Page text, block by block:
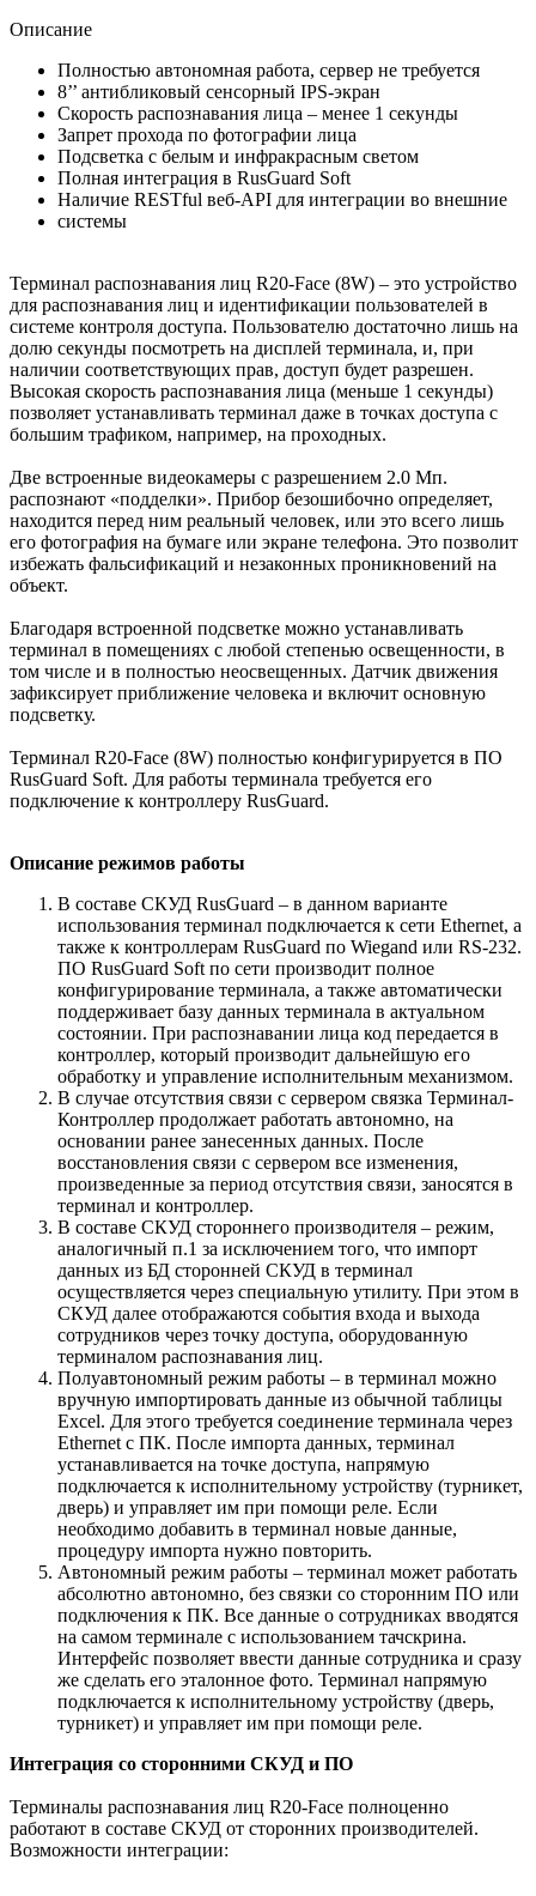
Описание
Полностью автономная работа, сервер не требуется
8’’ антибликовый сенсорный IPS-экран
Скорость распознавания лица – менее 1 секунды
Запрет прохода по фотографии лица
Подсветка с белым и инфракрасным светом
Полная интеграция в RusGuard Soft
Наличие RESTful веб-API для интеграции во внешние
системы
Терминал распознавания лиц R20-Face (8W) – это устройство
для распознавания лиц и идентификации пользователей в
системе контроля доступа. Пользователю достаточно лишь на
долю секунды посмотреть на дисплей терминала, и, при
наличии соответствующих прав, доступ будет разрешен.
Высокая скорость распознавания лица (меньше 1 секунды)
позволяет устанавливать терминал даже в точках доступа с
большим трафиком, например, на проходных.
Две встроенные видеокамеры с разрешением 2.0 Мп.
распознают «подделки». Прибор безошибочно определяет,
находится перед ним реальный человек, или это всего лишь
его фотография на бумаге или экране телефона. Это позволит
избежать фальсификаций и незаконных проникновений на
объект.
Благодаря встроенной подсветке можно устанавливать
терминал в помещениях с любой степенью освещенности, в
том числе и в полностью неосвещенных. Датчик движения
зафиксирует приближение человека и включит основную
подсветку.
Терминал R20-Face (8W) полностью конфигурируется в ПО
RusGuard Soft. Для работы терминала требуется его
подключение к контроллеру RusGuard.
Описание режимов работы
В составе СКУД RusGuard – в данном варианте
использования терминал подключается к сети Ethernet, а
также к контроллерам RusGuard по Wiegand или RS-232.
ПО RusGuard Soft по сети производит полное
конфигурирование терминала, а также автоматически
поддерживает базу данных терминала в актуальном
состоянии. При распознавании лица код передается в
контроллер, который производит дальнейшую его
обработку и управление исполнительным механизмом.
В случае отсутствия связи с сервером связка Терминал-
Контроллер продолжает работать автономно, на
основании ранее занесенных данных. После
восстановления связи с сервером все изменения,
произведенные за период отсутствия связи, заносятся в
терминал и контроллер.
В составе СКУД стороннего производителя – режим,
аналогичный п.1 за исключением того, что импорт
данных из БД сторонней СКУД в терминал
осуществляется через специальную утилиту. При этом в
СКУД далее отображаются события входа и выхода
сотрудников через точку доступа, оборудованную
терминалом распознавания лиц.
Полуавтономный режим работы – в терминал можно
вручную импортировать данные из обычной таблицы
Excel. Для этого требуется соединение терминала через
Ethernet с ПК. После импорта данных, терминал
устанавливается на точке доступа, напрямую
подключается к исполнительному устройству (турникет,
дверь) и управляет им при помощи реле. Если
необходимо добавить в терминал новые данные,
процедуру импорта нужно повторить.
Автономный режим работы – терминал может работать
абсолютно автономно, без связки со сторонним ПО или
подключения к ПК. Все данные о сотрудниках вводятся
на самом терминале с использованием тачскрина.
Интерфейс позволяет ввести данные сотрудника и сразу
же сделать его эталонное фото. Терминал напрямую
подключается к исполнительному устройству (дверь,
турникет) и управляет им при помощи реле.
Интеграция со сторонними СКУД и ПО
Терминалы распознавания лиц R20-Face полноценно
работают в составе СКУД от сторонних производителей.
Возможности интеграции: